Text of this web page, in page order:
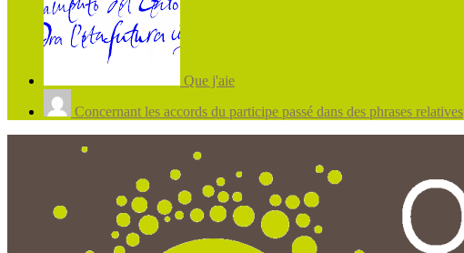
Que j'aie
Concernant les accords du participe passé dans des phrases relatives